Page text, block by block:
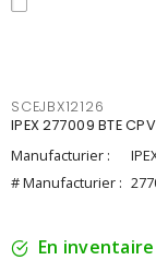
SCEJBX12126
IPEX 277009 BTE
Manufacturier :
# Manufacturier :
En inventaire